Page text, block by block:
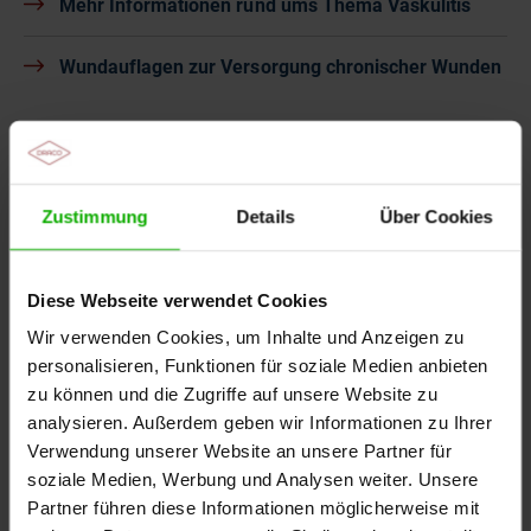
Zustimmung Details Über Cookies
Diese Webseite verwendet Cookies
Wir verwenden Cookies, um Inhalte und Anzeigen zu
personalisieren, Funktionen für soziale Medien anbieten
zu können und die Zugriffe auf unsere Website zu
analysieren. Außerdem geben wir Informationen zu Ihrer
Verwendung unserer Website an unsere Partner für
soziale Medien, Werbung und Analysen weiter. Unsere
Partner führen diese Informationen möglicherweise mit
Mehr Informationen rund ums Thema Vaskulitis
Wundauflagen zur Versorgung chronischer Wunden
Die Moderatorin